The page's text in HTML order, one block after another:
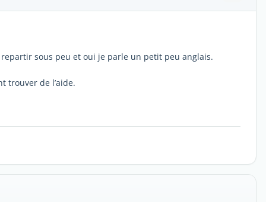
sous peu et oui je parle un petit peu anglais.
trouver de l’aide.